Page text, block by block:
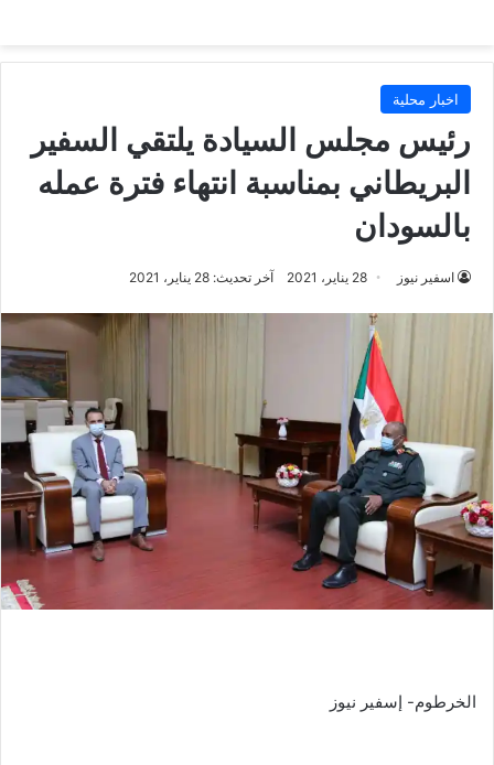
اخبار محلية
رئيس مجلس السيادة يلتقي السفير
البريطاني بمناسبة انتهاء فترة عمله
بالسودان
اسفير نيوز 28 يناير، 2021 آخر تحديث: 28 يناير، 2021
الخرطوم- إسفير نيوز